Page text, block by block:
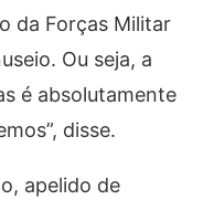
da Forças Militar
Ou seja, a
é absolutamente
disse.
apelido de